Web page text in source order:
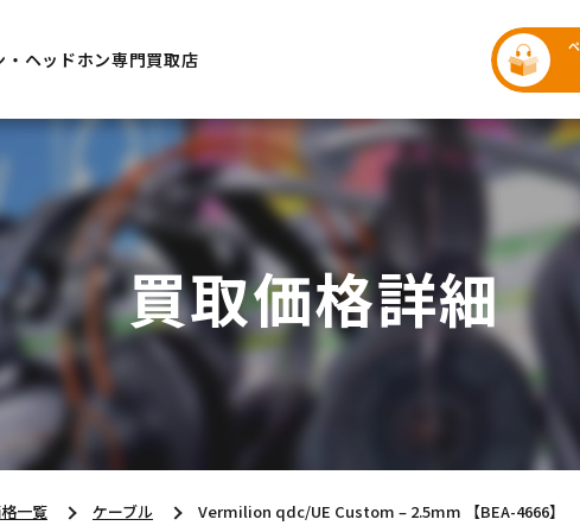
ヘッドホン専門買取店
買取価格詳細
一覧 ケーブル Vermilion qdc/UE Custom – 2.5mm 【BEA-4666】